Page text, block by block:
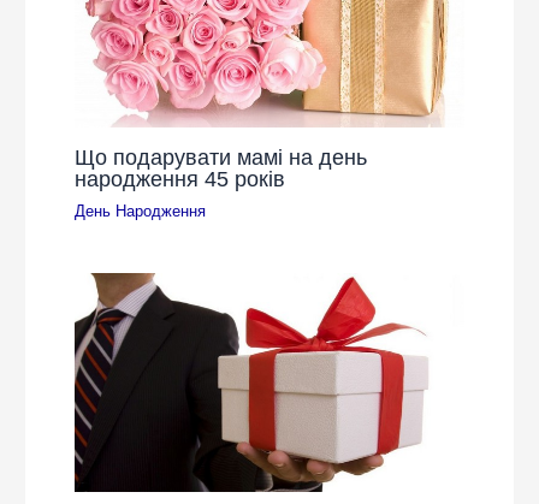
Що подарувати мамі на день
народження 45 років
День Народження